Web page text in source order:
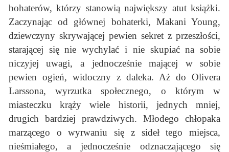
bohaterów, którzy stanowią największy atut książki.
Zaczynając od głównej bohaterki, Makani Young,
dziewczyny skrywającej pewien sekret z przeszłości,
starającej się nie wychylać i nie skupiać na sobie
niczyjej uwagi, a jednocześnie mającej w sobie
pewien ogień, widoczny z daleka. Aż do Olivera
Larssona, wyrzutka społecznego, o którym w
miasteczku krąży wiele historii, jednych mniej,
drugich bardziej prawdziwych. Młodego chłopaka
marzącego o wyrwaniu się z sideł tego miejsca,
nieśmiałego, a jednocześnie odznaczającego się